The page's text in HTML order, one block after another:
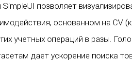
SimpleUI позволяет
основанном на CV
учетных операций в разы.
дает ускорение поиска